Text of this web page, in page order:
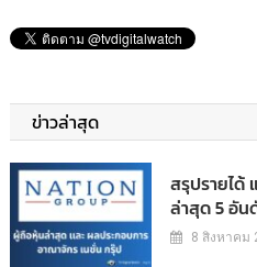
ข่าวล่าสุด
สรุปรายได้
ล่าสุด 5 อัน
8 สิงหาคม